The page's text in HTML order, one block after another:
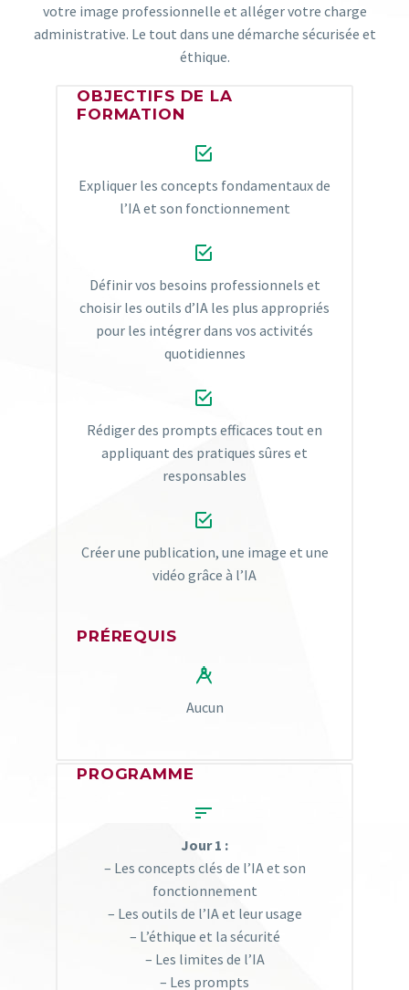
votre image professionnelle et alléger votre charge
administrative. Le tout dans une démarche sécurisée et
éthique.
OBJECTIFS DE LA
FORMATION


Expliquer les concepts fondamentaux de
l’IA et son fonctionnement​


Définir vos besoins professionnels et
choisir les outils d’IA les plus appropriés
pour les intégrer dans vos activités
quotidiennes​


Rédiger des prompts efficaces tout en
appliquant des pratiques sûres et
responsables​


Créer une publication, une image et une
vidéo grâce à l’IA
PRÉREQUIS


Aucun
PROGRAMME


Jour 1 :
– Les concepts clés de l’IA et son
fonctionnement​
– Les outils de l’IA et leur usage​
– L’éthique et la sécurité​
– Les limites de l’IA​
– Les prompts​